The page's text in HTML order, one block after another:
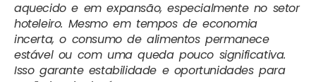
aquecido e em expansão, especialmente no setor
hoteleiro. Mesmo em tempos de economia
incerta, o consumo de alimentos permanece
estável ou com uma queda pouco significativa.
Isso garante estabilidade e oportunidades para